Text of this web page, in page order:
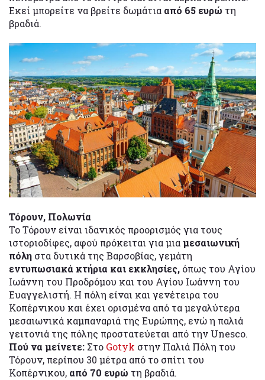
Εκεί μπορείτε να βρείτε δωμάτια από 65 ευρώ τη
βραδιά.
Τόρουν, Πολωνία
Το Τόρουν είναι ιδανικός προορισμός για τους
ιστοριοδίφες, αφού πρόκειται για μιαμεσαιωνική
πόλη στα δυτικά της Βαρσοβίας, γεμάτη
εντυπωσιακά κτήρια και εκκλησίες, όπως του Αγίου
Ιωάννη του Προδρόμου και του Αγίου Ιωάννη του
Ευαγγελιστή. Η πόλη είναι και γενέτειρα του
Κοπέρνικου και έχει ορισμένα από τα μεγαλύτερα
μεσαιωνικά καμπαναριά της Ευρώπης, ενώ η παλιά
γειτονιά της πόλης προστατεύεται από την Unesco.
Πού να μείνετε: Στο Gotyk στην Παλιά Πόλη του
Τόρουν, περίπου 30 μέτρα από το σπίτι του
Κοπέρνικου, από 70 ευρώ τη βραδιά.